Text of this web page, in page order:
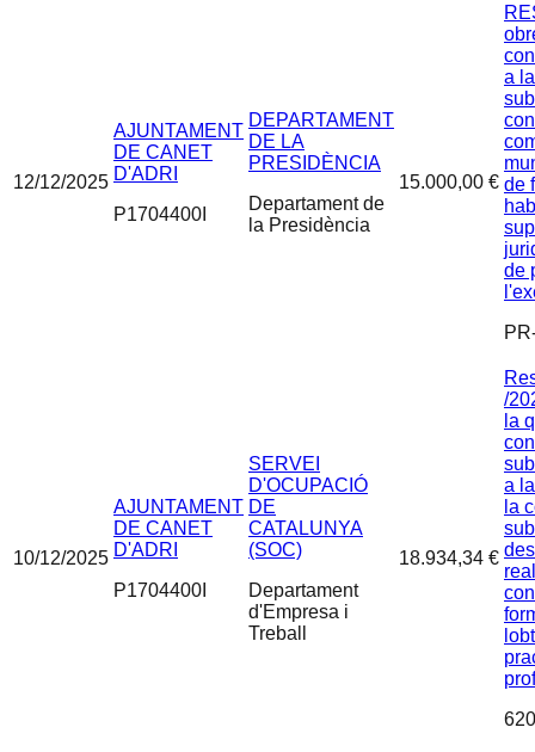
12/12/2025
AJUNTAMENT
DE CANET
D'ADRI
P1704400I
DEPARTAMENT
DE LA
PRESIDÈNCIA
Departament de
la Presidència
15.000,00 €
a
de
de
10/12/2025
AJUNTAMENT
DE CANET
D'ADRI
P1704400I
SERVEI
D'OCUPACIÓ
DE
CATALUNYA
(SOC)
Departament
d'Empresa i
Treball
18.934,34 €
/
la
a
la